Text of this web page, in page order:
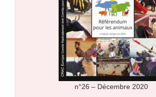
n°26 – Décembre 2020